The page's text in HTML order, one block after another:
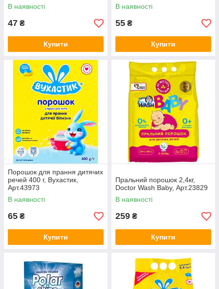
В наявності
47 ₴
Купити
В наявності
55 ₴
Купити
Порошок для прання дитячих
речей 400 г, Вухастик,
Арт.43973
В наявності
65 ₴
Купити
Пральний порошок 2,4кг,
Doctor Wash Baby, Арт.23829
В наявності
259 ₴
Купити